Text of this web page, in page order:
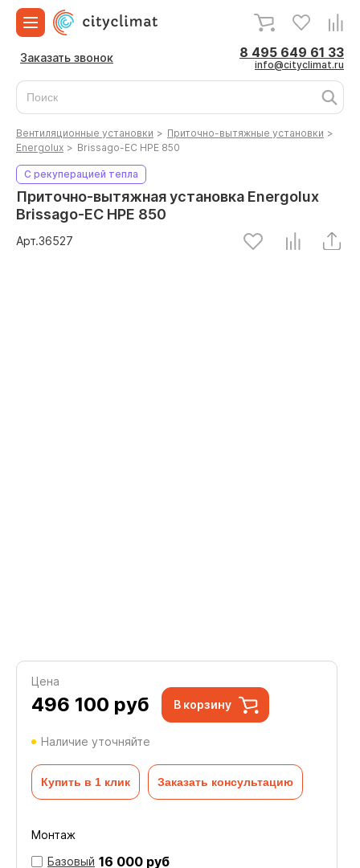
Заказать звонок 8 495 649 61 33
info@cityclimat.ru
Вентиляционные установки > Приточно-вытяжные установки >
Energolux > Brissago-EC HPE 850
С рекуперацией тепла
Приточно-вытяжная установка Energolux
Brissago-EC HPE 850
Арт.36527
Цена
496 100 руб В корзину
Наличие уточняйте
Купить в 1 клик Заказать консультацию
Монтаж
Базовый 16 000 руб